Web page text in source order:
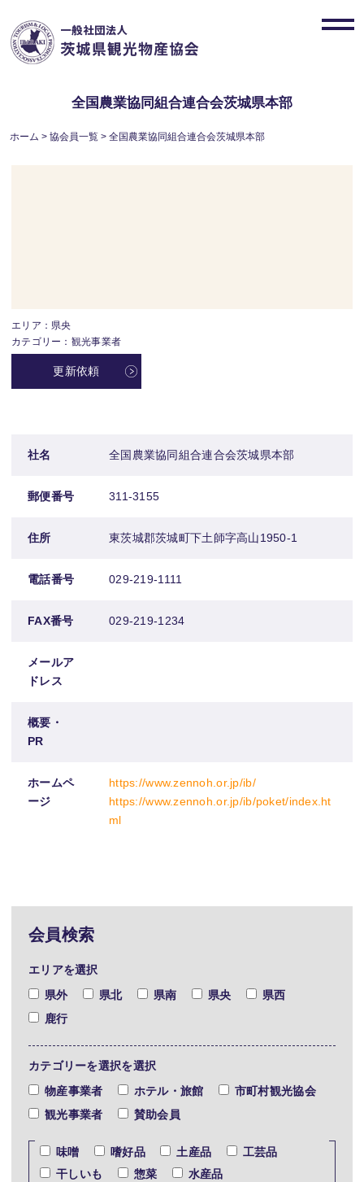
content
全国農業協同組合連合会茨城県本部
ホーム >協会員一覧 >全国農業協同組合連合会茨城県本部
エリア：県央
カテゴリー：観光事業者
更新依頼
社名 全国農業協同組合連合会茨城県本部
郵便番号 311-3155
住所 東茨城郡茨城町下土師字高山1950-1
電話番号 029-219-1111
FAX番号 029-219-1234
メールア
ドレス
概要・
PR
ホームペ
ージ
https://www.zennoh.or.jp/ib/
https://www.zennoh.or.jp/ib/poket/index.ht
ml
会員検索
エリアを選択
県外
県北 県南 県央
県西
鹿行
カテゴリーを選択を選択
物産事業者
ホテル・旅館
市町村観光協会
観光事業者
賛助会員
味噌 嗜好品 土産品
工芸品
干しいも
惣菜
水産品